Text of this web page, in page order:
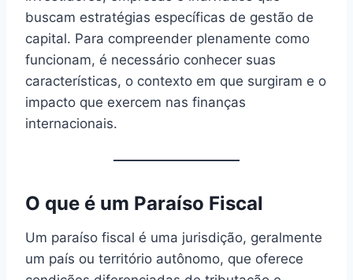
buscam estratégias específicas de gestão de
capital. Para compreender plenamente como
funcionam, é necessário conhecer suas
características, o contexto em que surgiram e o
impacto que exercem nas finanças
internacionais.
O que é um Paraíso Fiscal
Um paraíso fiscal é uma jurisdição, geralmente
um país ou território autônomo, que oferece